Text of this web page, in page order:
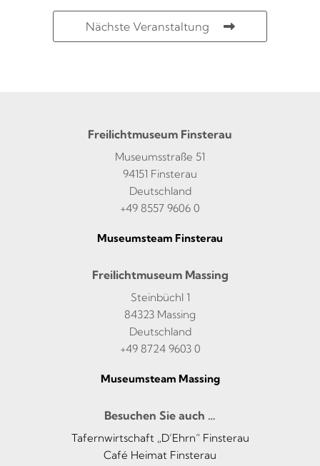
Nächste Veranstaltung
Freilichtmuseum Finsterau
Museumsstraße 51
94151 Finsterau
Deutschland
+49 8557 9606 0
Museumsteam Finsterau
Freilichtmuseum Massing
Steinbüchl 1
84323 Massing
Deutschland
+49 8724 9603 0
Museumsteam Massing
Besuchen Sie auch …
Tafernwirtschaft „D’Ehrn“ Finsterau
Café Heimat Finsterau